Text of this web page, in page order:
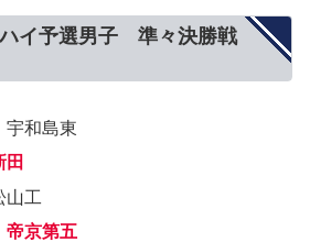
イ予選男子 準々決勝戦
和島東
田
工
帝京第五